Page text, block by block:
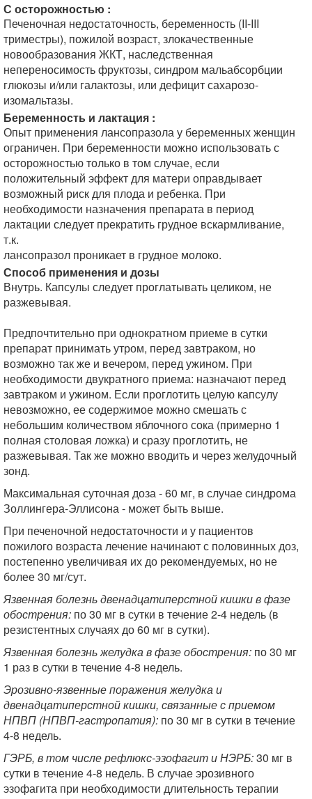
С осторожностью :
Печеночная недостаточность, беременность (II-III
триместры), пожилой возраст, злокачественные
новообразования ЖКТ, наследственная
непереносимость фруктозы, синдром мальабсорбции
глюкозы и/или галактозы, или дефицит сахарозо-
изомальтазы.
Беременность и лактация :
Опыт применения лансопразола у беременных женщин
ограничен. При беременности можно использовать с
осторожностью только в том случае, если
положительный эффект для матери оправдывает
возможный риск для плода и ребенка. При
необходимости назначения препарата в период
лактации следует прекратить грудное вскармливание,
т.к.
лансопразол проникает в грудное молоко.
Способ применения и дозы
Внутрь. Капсулы следует проглатывать целиком, не
разжевывая.
Предпочтительно при однократном приеме в сутки
препарат принимать утром, перед завтраком, но
возможно так же и вечером, перед ужином. При
необходимости двукратного приема: назначают перед
завтраком и ужином. Если проглотить целую капсулу
невозможно, ее содержимое можно смешать с
небольшим количеством яблочного сока (примерно 1
полная столовая ложка) и сразу проглотить, не
разжевывая. Так же можно вводить и через желудочный
зонд.
Максимальная суточная доза - 60 мг, в случае синдрома
Золлингера-Эллисона - может быть выше.
При печеночной недостаточности и у пациентов
пожилого возраста лечение начинают с половинных доз,
постепенно увеличивая их до рекомендуемых, но не
более 30 мг/сут.
Язвенная болезнь двенадцатиперстной кишки в фазе
обострения: по 30 мг в сутки в течение 2-4 недель (в
резистентных случаях до 60 мг в сутки).
Язвенная болезнь желудка в фазе обострения: по 30 мг
1 раз в сутки в течение 4-8 недель.
Эрозивно-язвенные поражения желудка и
двенадцатиперстной кишки, связанные с приемом
НПВП (НПВП-гастpoпатия): по 30 мг в сутки в течение
4-8 недель.
ГЭРБ, в том числе рефлюкс-эзофагит и НЭРБ:30 мг в
сутки в течение 4-8 недель. В случае эрозивного
эзофагита при необходимости длительность терапии